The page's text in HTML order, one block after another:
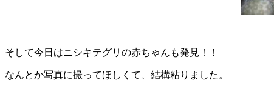
そして今日はニシキテグリの赤ちゃんも発見！！
なんとか写真に撮ってほしくて、結構粘りました。